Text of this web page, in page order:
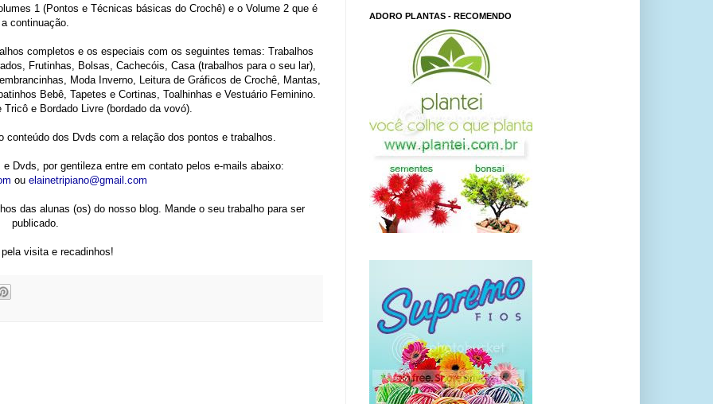
1 (Pontos e Técnicas básicas do Crochê) e o Volume 2 que é
a continuação.
completos e os especiais com os seguintes temas: Trabalhos
Frutinhas, Bolsas, Cachecóis, Casa (trabalhos para o seu lar),
Moda Inverno, Leitura de Gráficos de Crochê, Mantas,
Bebê, Tapetes e Cortinas, Toalhinhas e Vestuário Feminino.
e Bordado Livre (bordado da vovó).
conteúdo dos Dvds com a relação dos pontos e trabalhos.
Dvds, por gentileza entre em contato pelos e-mails abaixo:
ou elainetripiano@gmail.com
das alunas (os) do nosso blog. Mande o seu trabalho para ser
publicado.
visita e recadinhos!
ADORO PLANTAS - RECOMENDO